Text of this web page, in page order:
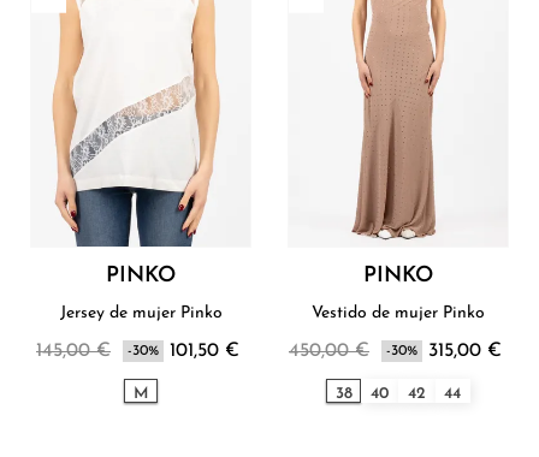
PINKO
Jersey de mujer Pinko
145,00 € -30% 101,50 €
M
PINKO
Vestido de mujer Pinko
450,00 € -30% 315,00 €
38 40 42 44